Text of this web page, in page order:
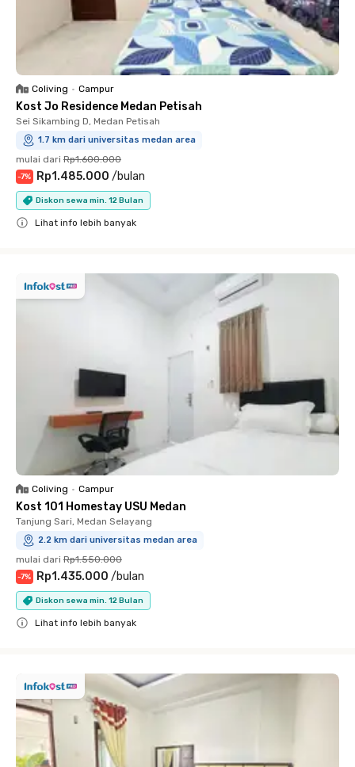
Coliving • Campur
Kost Jo Residence Medan Petisah
Sei Sikambing D, Medan Petisah
1.7 km dari universitas medan area
mulai dari Rp1.600.000
-7% Rp1.485.000 /bulan
Diskon sewa min. 12 Bulan
Lihat info lebih banyak
Coliving • Campur
Kost 101 Homestay USU Medan
Tanjung Sari, Medan Selayang
2.2 km dari universitas medan area
mulai dari Rp1.550.000
-7% Rp1.435.000 /bulan
Diskon sewa min. 12 Bulan
Lihat info lebih banyak